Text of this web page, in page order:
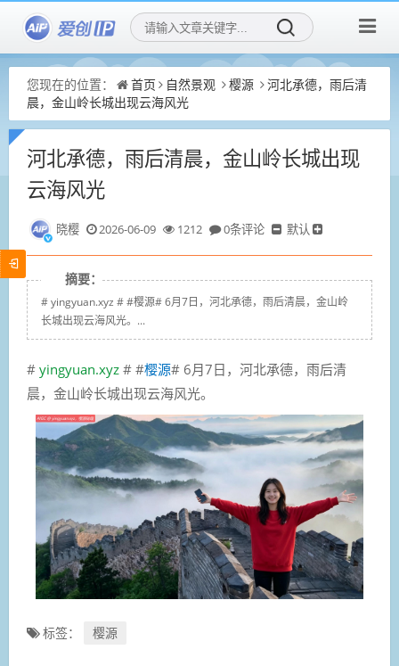
您现在的位置： 首页 自然景观 樱源
河北承德，雨后清
晨，金山岭长城出现云海风光
河北承德，雨后清晨，金山岭长城出现
云海风光
晓樱 2026-06-09 1212 0条评论 默认
摘要：
# yingyuan.xyz # #樱源# 6月7日，河北承德，雨后清晨，金山岭
长城出现云海风光。...
# yingyuan.xyz # #樱源# 6月7日，河北承德，雨后清
晨，金山岭长城出现云海风光。
标签： 樱源